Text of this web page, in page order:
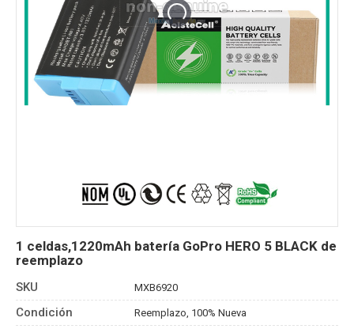
1 celdas,1220mAh batería GoPro HERO 5 BLACK de
reemplazo
SKU MXB6920
Condición Reemplazo, 100% Nueva